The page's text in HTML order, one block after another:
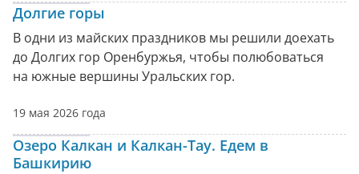
Долгие горы
В одни из майских праздников мы решили доехать
до Долгих гор Оренбуржья, чтобы полюбоваться
на южные вершины Уральских гор.
19 мая 2026 года
Озеро Калкан и Калкан-Тау. Едем в
Башкирию